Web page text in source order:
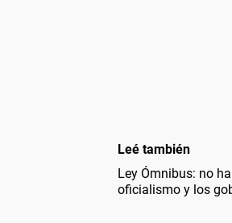
Leé también
Ley Ómnibus: no
oficialismo y los